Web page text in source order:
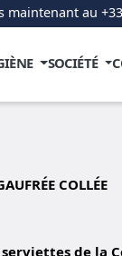
au
SOCIÉTÉ
COLLÉE
de la